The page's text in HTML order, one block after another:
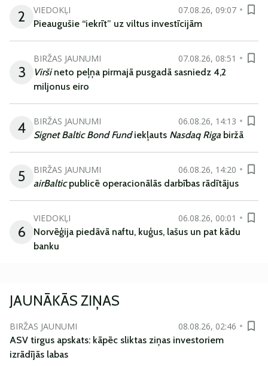
2 VIEDOKĻI
07.08.26, 09:07
Pieaugušie “iekrīt” uz viltus investīcijām
3
BIRŽAS JAUNUMI
07.08.26, 08:51
Viršineto peļņa pirmajā pusgadā sasniedz 4,2
miljonus eiro
4 BIRŽAS JAUNUMI
06.08.26, 14:13
Signet Baltic Bond Fundiekļauts Nasdaq Riga biržā
5 BIRŽAS JAUNUMI
06.08.26, 14:20
airBalticpublicē operacionālās darbības rādītājus
6
VIEDOKĻI
06.08.26, 00:01
Norvēģija piedāvā naftu, kuģus, lašus un pat kādu
banku
JAUNĀKĀS ZIŅAS
BIRŽAS JAUNUMI
08.08.26, 02:46
ASV tirgus apskats: kāpēc sliktas ziņas investoriem
izrādījās labas